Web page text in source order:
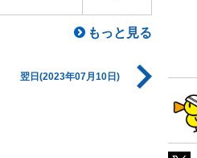
もっと見る
翌日(2023年07月10日)